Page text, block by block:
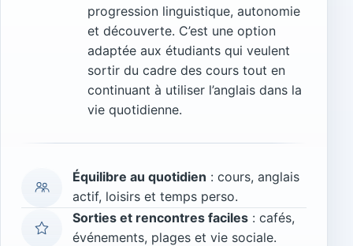
progression linguistique, autonomie
et découverte. C’est une option
adaptée aux étudiants qui veulent
sortir du cadre des cours tout en
continuant à utiliser l’anglais dans la
vie quotidienne.
Équilibre au quotidien : cours, anglais
actif, loisirs et temps perso.
Sorties et rencontres faciles : cafés,
événements, plages et vie sociale.